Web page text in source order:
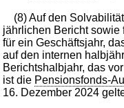
(8) Auf den
jährlichen Bericht sowie
für ein Geschäftsjahr,
auf den internen
Berichtshalbjahr, das
ist die Pensionsfonds-
16. Dezember 2024